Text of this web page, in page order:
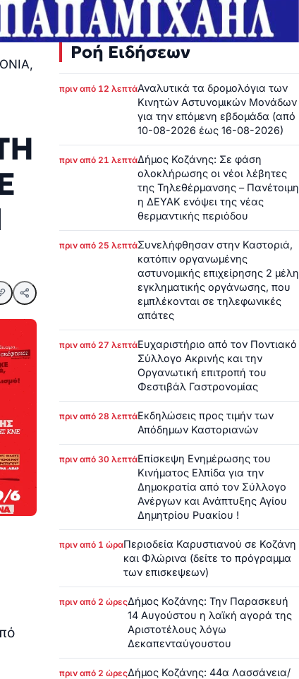
Ροή Ειδήσεων
πριν από 12 λεπτάΑναλυτικά τα δρομολόγια των
Κινητών Αστυνομικών Μονάδων
για την επόμενη εβδομάδα (από
10-08-2026 έως 16-08-2026)
πριν από 21 λεπτάΔήμος Κοζάνης: Σε φάση
ολοκλήρωσης οι νέοι λέβητες
της Τηλεθέρμανσης – Πανέτοιμη
η ΔΕΥΑΚ ενόψει της νέας
θερμαντικής περιόδου
πριν από 25 λεπτάΣυνελήφθησαν στην Καστοριά,
κατόπιν οργανωμένης
αστυνομικής επιχείρησης 2 μέλη
εγκληματικής οργάνωσης, που
εμπλέκονται σε τηλεφωνικές
απάτες
πριν από 27 λεπτάΕυχαριστήριο από τον Ποντιακό
Σύλλογο Ακρινής και την
Οργανωτική επιτροπή του
Φεστιβάλ Γαστρονομίας
πριν από 28 λεπτάΕκδηλώσεις προς τιμήν των
Απόδημων Καστοριανών
πριν από 30 λεπτάΕπίσκεψη Ενημέρωσης του
Κινήματος Ελπίδα για την
Δημοκρατία από τον Σύλλογο
Ανέργων και Ανάπτυξης Αγίου
Δημητρίου Ρυακίου !
πριν από 1 ώραΠεριοδεία Καρυστιανού σε Κοζάνη
και Φλώρινα (δείτε το πρόγραμμα
των επισκεψεων)
πριν από 2 ώρεςΔήμος Κοζάνης: Την Παρασκευή
14 Αυγούστου η λαϊκή αγορά της
Αριστοτέλους λόγω
Δεκαπενταύγουστου
πριν από 2 ώρεςΔήμος Κοζάνης: 44α Λασσάνεια/